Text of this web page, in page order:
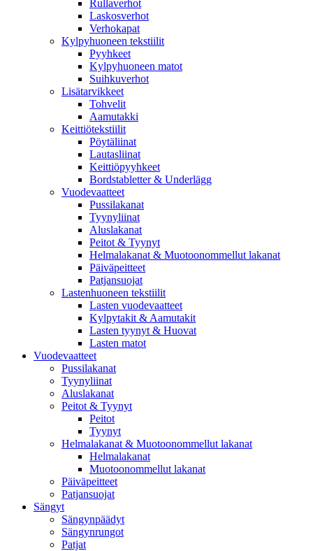
Rullaverhot
Laskosverhot
Verhokapat
Kylpyhuoneen tekstiilit
Pyyhkeet
Kylpyhuoneen matot
Suihkuverhot
Lisätarvikkeet
Tohvelit
Aamutakki
Keittiötekstiilit
Pöytäliinat
Lautasliinat
Keittiöpyyhkeet
Bordstabletter & Underlägg
Vuodevaatteet
Pussilakanat
Tyynyliinat
Aluslakanat
Peitot & Tyynyt
Helmalakanat & Muotoonommellut lakanat
Päiväpeitteet
Patjansuojat
Lastenhuoneen tekstiilit
Lasten vuodevaatteet
Kylpytakit & Aamutakit
Lasten tyynyt & Huovat
Lasten matot
Vuodevaatteet
Pussilakanat
Tyynyliinat
Aluslakanat
Peitot & Tyynyt
Peitot
Tyynyt
Helmalakanat & Muotoonommellut lakanat
Helmalakanat
Muotoonommellut lakanat
Päiväpeitteet
Patjansuojat
Sängyt
Sängynpäädyt
Sängynrungot
Patjat